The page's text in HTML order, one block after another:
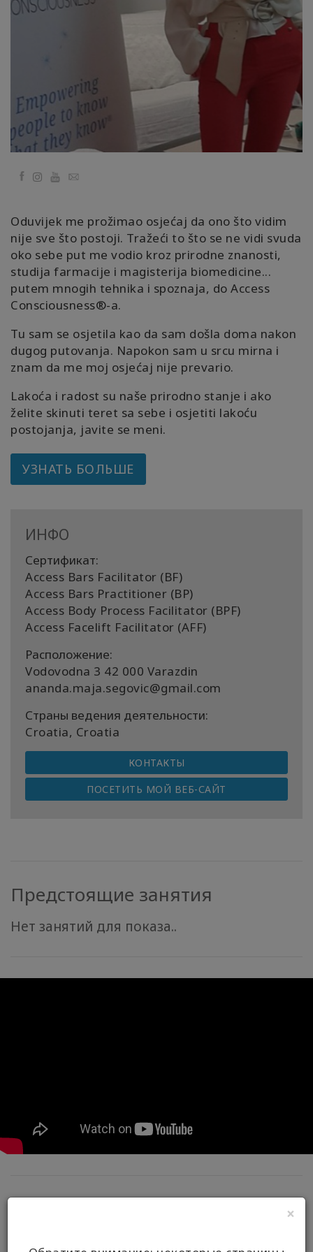
×
Shop
More
ПОИСК
FacebookYouTube
Email
Oduvijek me prožimao osjećaj da ono što vidim
nije sve što postoji. Tražeći to što se ne vidi svuda
oko sebe put me vodio kroz prirodne znanosti,
studija farmacije i magisterija biomedicine...
putem mnogih tehnika i spoznaja, do Access
Consciousness®️-a.
Tu sam se osjetila kao da sam došla doma nakon
dugog putovanja. Napokon sam u srcu mirna i
znam da me moj osjećaj nije prevario.
Lakoća i radost su naše prirodno stanje i ako
želite skinuti teret sa sebe i osjetiti lakoću
postojanja, javite se meni.
УЗНАТЬ БОЛЬШЕ
ИНФО
Сертификат:
Access Bars Facilitator (BF)
Access Bars Practitioner (BP)
Access Body Process Facilitator (BPF)
Access Facelift Facilitator (AFF)
Расположение:
Vodovodna 3 42 000 Varazdin
ananda.maja.segovic@gmail.com
Страны ведения деятельности:
Croatia, Croatia
КОНТАКТЫ
ПОСЕТИТЬ МОЙ ВЕБ-САЙТ
Предстоящие занятия
Нет занятий для показа..